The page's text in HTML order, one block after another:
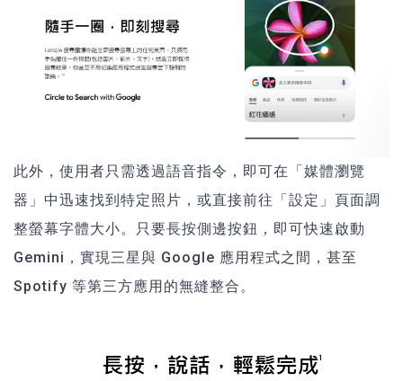
此外，使用者只需透過語音指令，即可在「媒體瀏覽
器」中迅速找到特定照片，或直接前往「設定」頁面調
整螢幕字體大小。只要長按側邊按鈕，即可快速啟動
Gemini，實現三星與 Google 應用程式之間，甚至
Spotify 等第三方應用的無縫整合。